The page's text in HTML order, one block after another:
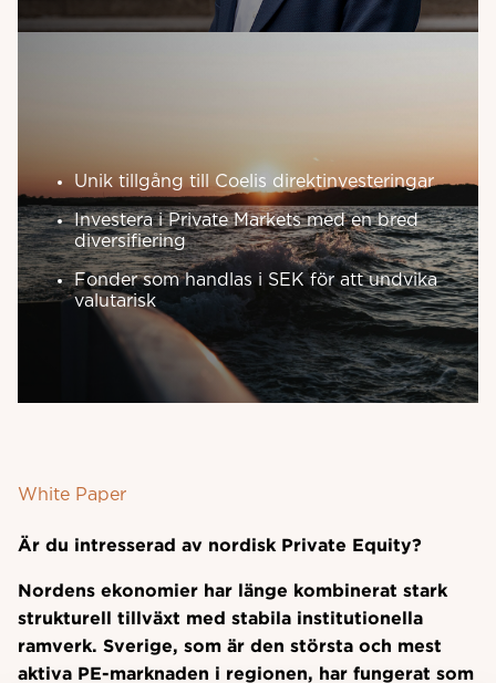
Unik tillgång till Coelis direktinvesteringar
Investera i Private Markets med en bred
diversifiering
Fonder som handlas i SEK för att undvika
valutarisk
White Paper
Är du intresserad av nordisk Private Equity?
Nordens ekonomier har länge kombinerat stark
strukturell tillväxt med stabila institutionella
ramverk. Sverige, som är den största och mest
aktiva PE-marknaden i regionen, har fungerat som